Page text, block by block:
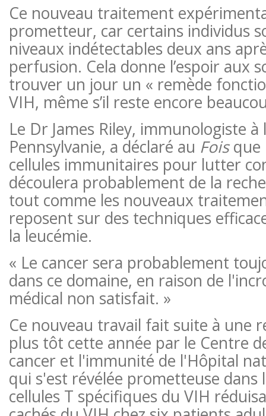
Ce nouveau traitement
prometteur, car certains individus
niveaux indétectables deux ans
perfusion. Cela donne l’espoir aux
trouver un jour un « remède
VIH, même s’il reste encore
Le Dr James Riley, immunologiste
Pennsylvanie, a déclaré au Foisque
cellules immunitaires pour lutter
découlera probablement de la
tout comme les nouveaux
reposent sur des techniques
la leucémie.
« Le cancer sera probablement
dans ce domaine, en raison de
médical non satisfait. »
Ce nouveau travail fait suite à une
plus tôt cette année par le Centre
cancer et l'immunité de l'Hôpital
qui s'est révélée prometteuse dans
cellules T spécifiques du VIH